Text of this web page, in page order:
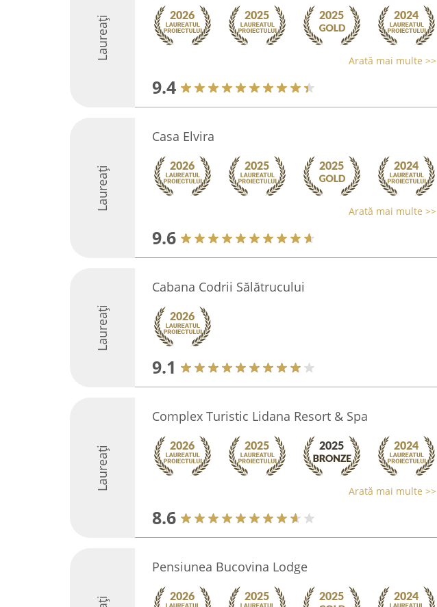
Laureați Arată mai multe >>
9.4
Laureați
Casa Elvira
Arată mai multe >>
9.6
Laureați
Cabana Codrii Sălătrucului
9.1
Laureați
Complex Turistic Lidana Resort & Spa
Arată mai multe >>
8.6
Pensiunea Bucovina Lodge